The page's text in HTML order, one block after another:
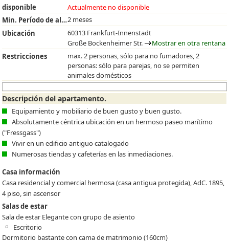
disponible
Actualmente no disponible
Min. Período de alquiler2 meses
Ubicación
60313 Frankfurt-Innenstadt
Große Bockenheimer Str.
Mostrar en otra rentana
Restricciones
max. 2 personas, sólo para no fumadores, 2
personas: sólo para parejas, no se permiten
animales domésticos
Descripción del apartamento.
Equipamiento y mobiliario de buen gusto y buen gusto.
Absolutamente céntrica ubicación en un hermoso paseo marítimo
("Fressgass")
Vivir en un edificio antiguo catalogado
Numerosas tiendas y cafeterías en las inmediaciones.
Casa información
Casa residencial y comercial hermosa (casa antigua protegida), AdC. 1895,
4 piso, sin ascensor
Salas de estar
Sala de estar Elegante con grupo de asiento
Escritorio
Dormitorio bastante con cama de matrimonio (160cm)